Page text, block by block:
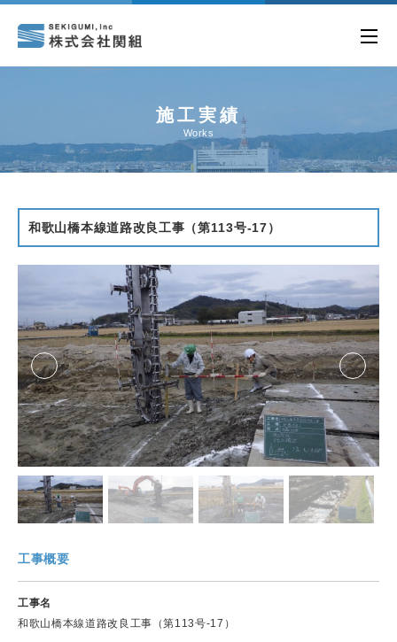
施工実績
Works
和歌山橋本線道路改良工事（第113号-17）
工事概要
工事名
和歌山橋本線道路改良工事（第113号-17）